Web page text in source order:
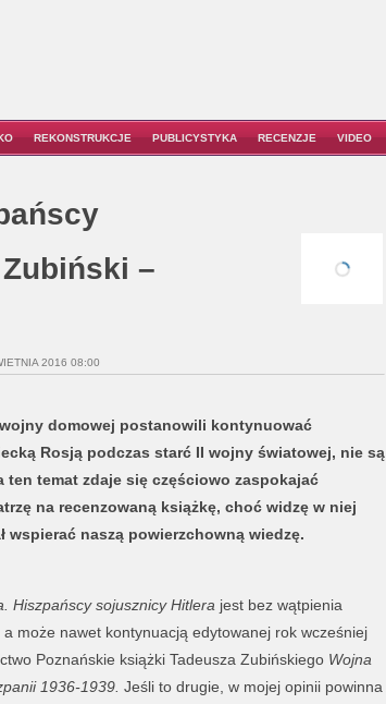
REKONSTRUKCJE PUBLICYSTYKA RECENZJE VIDEO
–
2016 08:00
domowej postanowili kontynuować
Rosją podczas starć II wojny światowej, nie są
temat zdaje się częściowo zaspokajać
na recenzowaną książkę, choć widzę w niej
wspierać naszą powierzchowną wiedzę.
Hiszpańscy sojusznicy Hitlera jest bez wątpienia
a może nawet kontynuacją edytowanej rok wcześniej
Poznańskie książki Tadeusza Zubińskiego Wojna
1936-1939. Jeśli to drugie, w mojej opinii powinna